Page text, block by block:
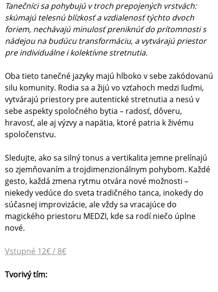
Tanečníci sa pohybujú v troch prepojených vrstvách:
skúmajú telesnú blízkosť a vzdialenosť týchto dvoch
foriem, nechávajú minulosť preniknúť do prítomnosti s
nádejou na budúcu transformáciu, a vytvárajú priestor
pre individuálne i kolektívne stretnutia.
Oba tieto tanečné jazyky majú hlboko v sebe zakódovanú
silu komunity. Rodia sa a žijú vo vzťahoch medzi ľuďmi,
vytvárajú priestory pre autentické stretnutia a nesú v
sebe aspekty spoločného bytia – radosť, dôveru,
hravosť, ale aj výzvy a napätia, ktoré patria k živému
spoločenstvu.
Sledujte, ako sa silný tonus a vertikalita jemne prelínajú
so zjemňovaním a trojdimenzionálnym pohybom. Každé
gesto, každá zmena rytmu otvára nové možnosti –
niekedy vedúce do sveta tradičného tanca, inokedy do
súčasnej improvizácie, ale vždy sa vracajúce do
magického priestoru MEDZI, kde sa rodí niečo úplne
nové.
Vstupné 12€ / 8€
Tvorivý tím: